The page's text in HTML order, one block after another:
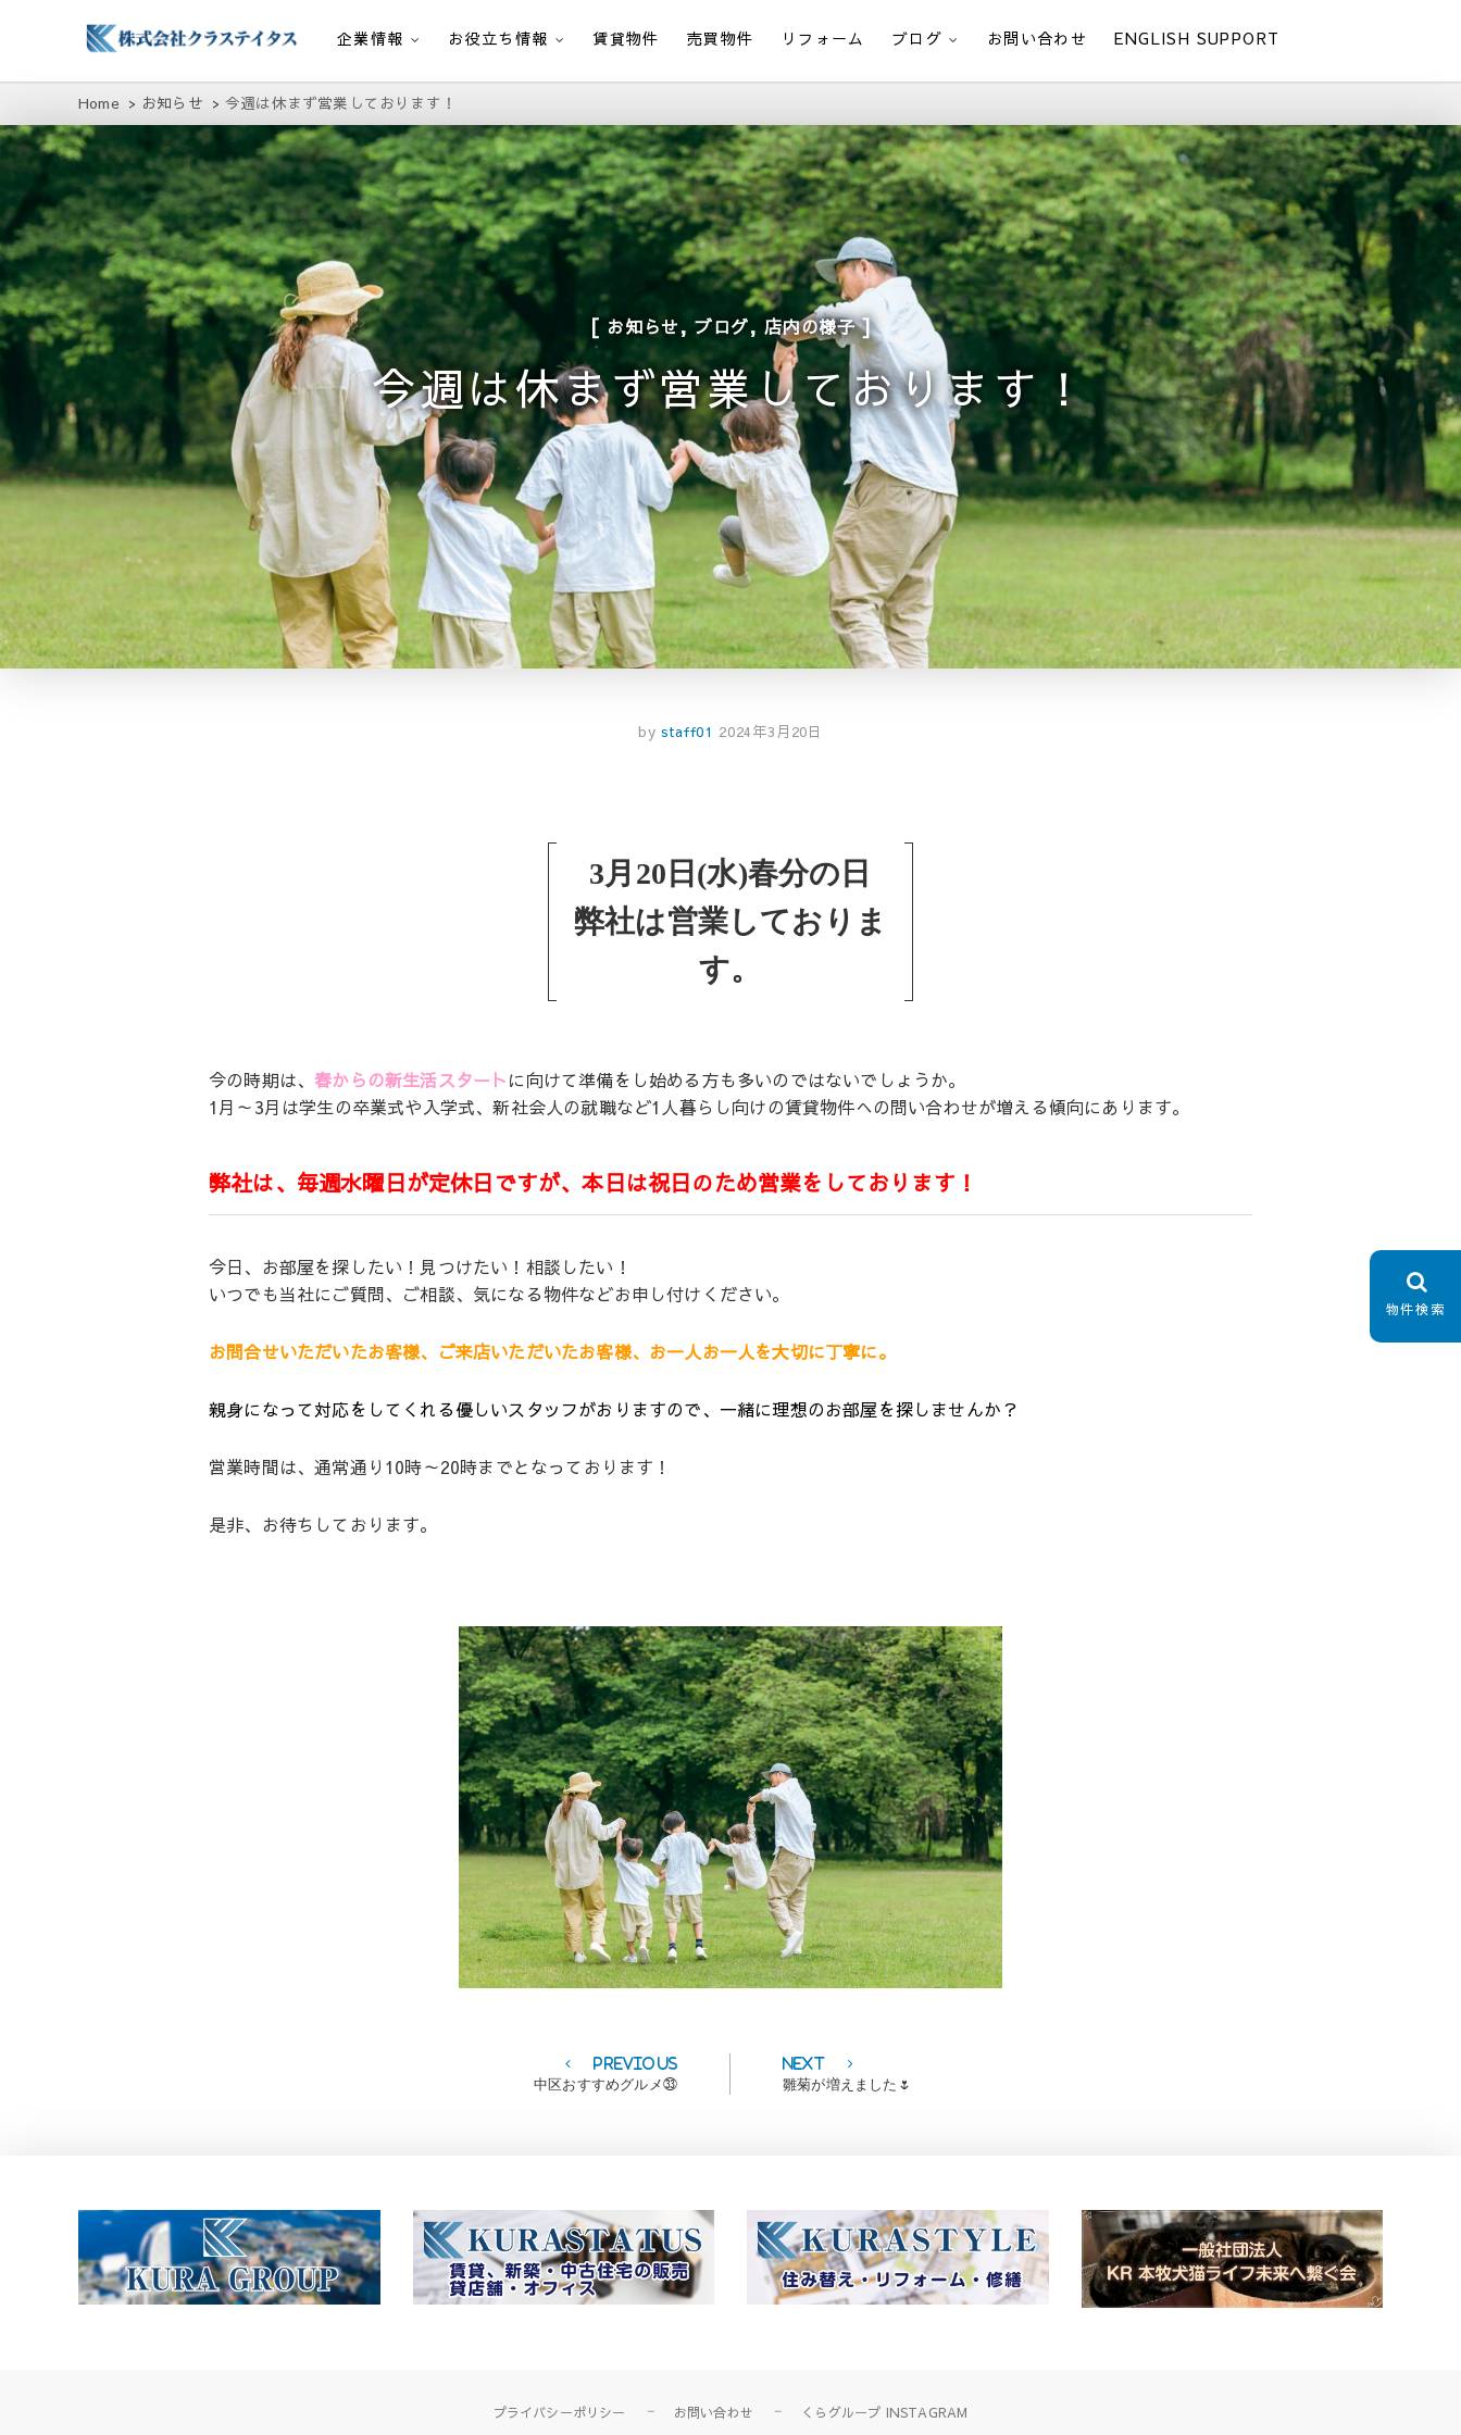
株式会社クラステイタス
企業情報 お役立ち情報 賃貸物件 売買物件 リフォーム ブログ お問い合わせ ENGLISH SUPPORT
Home お知らせ 今週は休まず営業しております！
お知らせ, ブログ, 店内の様子
今週は休まず営業しております！
by staff01 2024年3月20日
3月20日(水)春分の日
弊社は営業しておりま
す。
今の時期は、春からの新生活スタートに向けて準備をし始める方も多いのではないでしょうか。
1月～3月は学生の卒業式や入学式、新社会人の就職など1人暮らし向けの賃貸物件への問い合わせが増える傾向にあります。
弊社は、毎週水曜日が定休日ですが、本日は祝日のため営業をしております！
今日、お部屋を探したい！見つけたい！相談したい！
いつでも当社にご質問、ご相談、気になる物件などお申し付けください。
お問合せいただいたお客様、ご来店いただいたお客様、お一人お一人を大切に丁寧に。
親身になって対応をしてくれる優しいスタッフがおりますので、一緒に理想のお部屋を探しませんか？
営業時間は、通常通り10時～20時までとなっております！
是非、お待ちしております。
シ
ョ
ン
PreviousPrevious
post:
中区おすすめグルメ㉝
Next
Next
post:
雛菊が増えました🌷
物件検索
プライバシーポリシー お問い合わせ くらグループ INSTAGRAM